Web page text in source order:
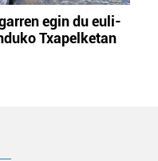
egin du euli-
Txapelketan